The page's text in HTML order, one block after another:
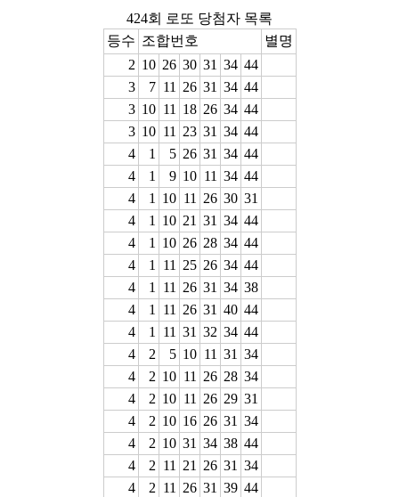
424회 로또 당첨자 목록
등수 조합번호
별명
2 10 26 30 31 34 44
3
7 11 26 31 34 44
3 10 11 18 26 34 44
3 10 11 23 31 34 44
4
1 5 26 31 34 44
4
1 9 10 11 34 44
4
1 10 11 26 30 31
4
1 10 21 31 34 44
4
1 10 26 28 34 44
4
1 11 25 26 34 44
4
1 11 26 31 34 38
4
1 11 26 31 40 44
4
1 11 31 32 34 44
4
2 5 10 11 31 34
4
2 10 11 26 28 34
4
2 10 11 26 29 31
4
2 10 16 26 31 34
4
2 10 31 34 38 44
4
2 11 21 26 31 34
4
2 11 26 31 39 44